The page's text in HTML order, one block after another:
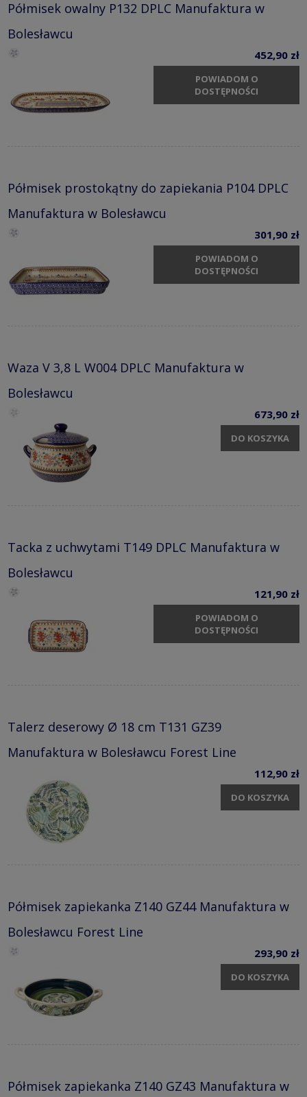
Półmisek owalny P132 DPLC Manufaktura w
Bolesławcu
452,90 zł
POWIADOM O
DOSTĘPNOŚCI
Półmisek prostokątny do zapiekania P104 DPLC
Manufaktura w Bolesławcu
301,90 zł
POWIADOM O
DOSTĘPNOŚCI
Waza V 3,8 L W004 DPLC Manufaktura w
Bolesławcu
673,90 zł
DO KOSZYKA
Tacka z uchwytami T149 DPLC Manufaktura w
Bolesławcu
121,90 zł
POWIADOM O
DOSTĘPNOŚCI
Talerz deserowy Ø 18 cm T131 GZ39
Manufaktura w Bolesławcu Forest Line
112,90 zł
DO KOSZYKA
Półmisek zapiekanka Z140 GZ44 Manufaktura w
Bolesławcu Forest Line
293,90 zł
DO KOSZYKA
Półmisek zapiekanka Z140 GZ43 Manufaktura w